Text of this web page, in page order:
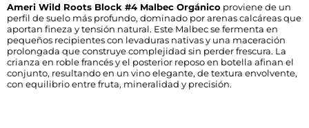
Ameri Wild Roots Block #4 Malbec Orgánico proviene de un
perfil de suelo más profundo, dominado por arenas calcáreas que
aportan fineza y tensión natural. Este Malbec se fermenta en
pequeños recipientes con levaduras nativas y una maceración
prolongada que construye complejidad sin perder frescura. La
crianza en roble francés y el posterior reposo en botella afinan el
conjunto, resultando en un vino elegante, de textura envolvente,
con equilibrio entre fruta, mineralidad y precisión.